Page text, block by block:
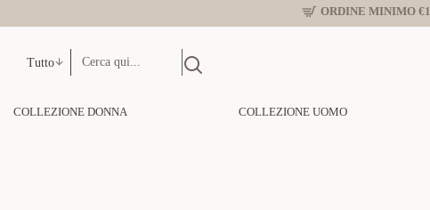
ORDINE MINIMO
Tutto
COLLEZIONE DONNA COLLEZIONE UOMO